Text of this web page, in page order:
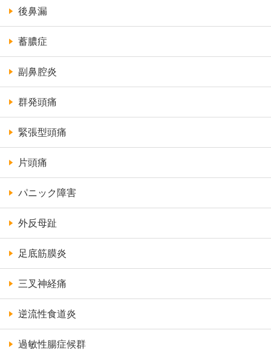
後鼻漏
蓄膿症
副鼻腔炎
群発頭痛
緊張型頭痛
片頭痛
パニック障害
外反母趾
足底筋膜炎
三叉神経痛
逆流性食道炎
過敏性腸症候群